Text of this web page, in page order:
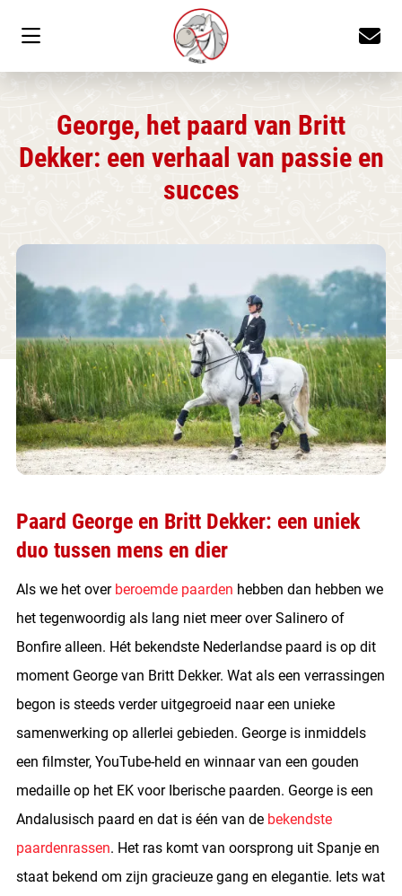
George, het paard van Britt
Dekker: een verhaal van passie en
succes
Paard George en Britt Dekker: een uniek
duo tussen mens en dier
Als we het over beroemde paarden hebben dan hebben we
het tegenwoordig als lang niet meer over Salinero of
Bonfire alleen. Hét bekendste Nederlandse paard is op dit
moment George van Britt Dekker. Wat als een verrassingen
begon is steeds verder uitgegroeid naar een unieke
samenwerking op allerlei gebieden. George is inmiddels
een filmster, YouTube-held en winnaar van een gouden
medaille op het EK voor Iberische paarden. George is een
Andalusisch paard en dat is één van de bekendste
paardenrassen. Het ras komt van oorsprong uit Spanje en
staat bekend om zijn gracieuze gang en elegantie. Iets wat